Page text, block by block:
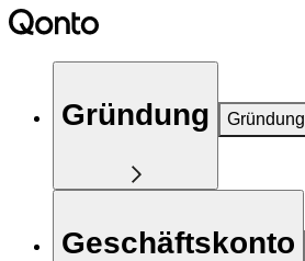
Gründung Gründung
Geschäftskonto